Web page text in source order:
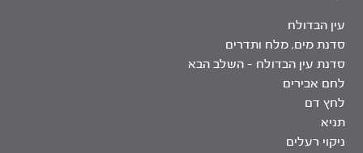
עין הבדולח
סדנת מים, מלח ותדרים
סדנת עין הבדולח – השלב הבא
לחם אבירים
לחץ דם
תניא
ניקוי רעלים